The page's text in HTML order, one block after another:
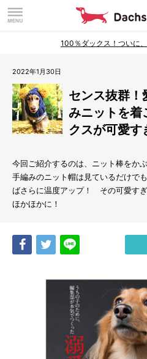
100％ダックス！ついに
2022年1月30日
センス抜群！
みニットを着
クスが可愛す
今回ご紹介するのは、ニット棒をか
手編みのニット帽は見ているだけで
ばさらに温度アップ！ その可愛す
ほかほかに！
Share Tweet